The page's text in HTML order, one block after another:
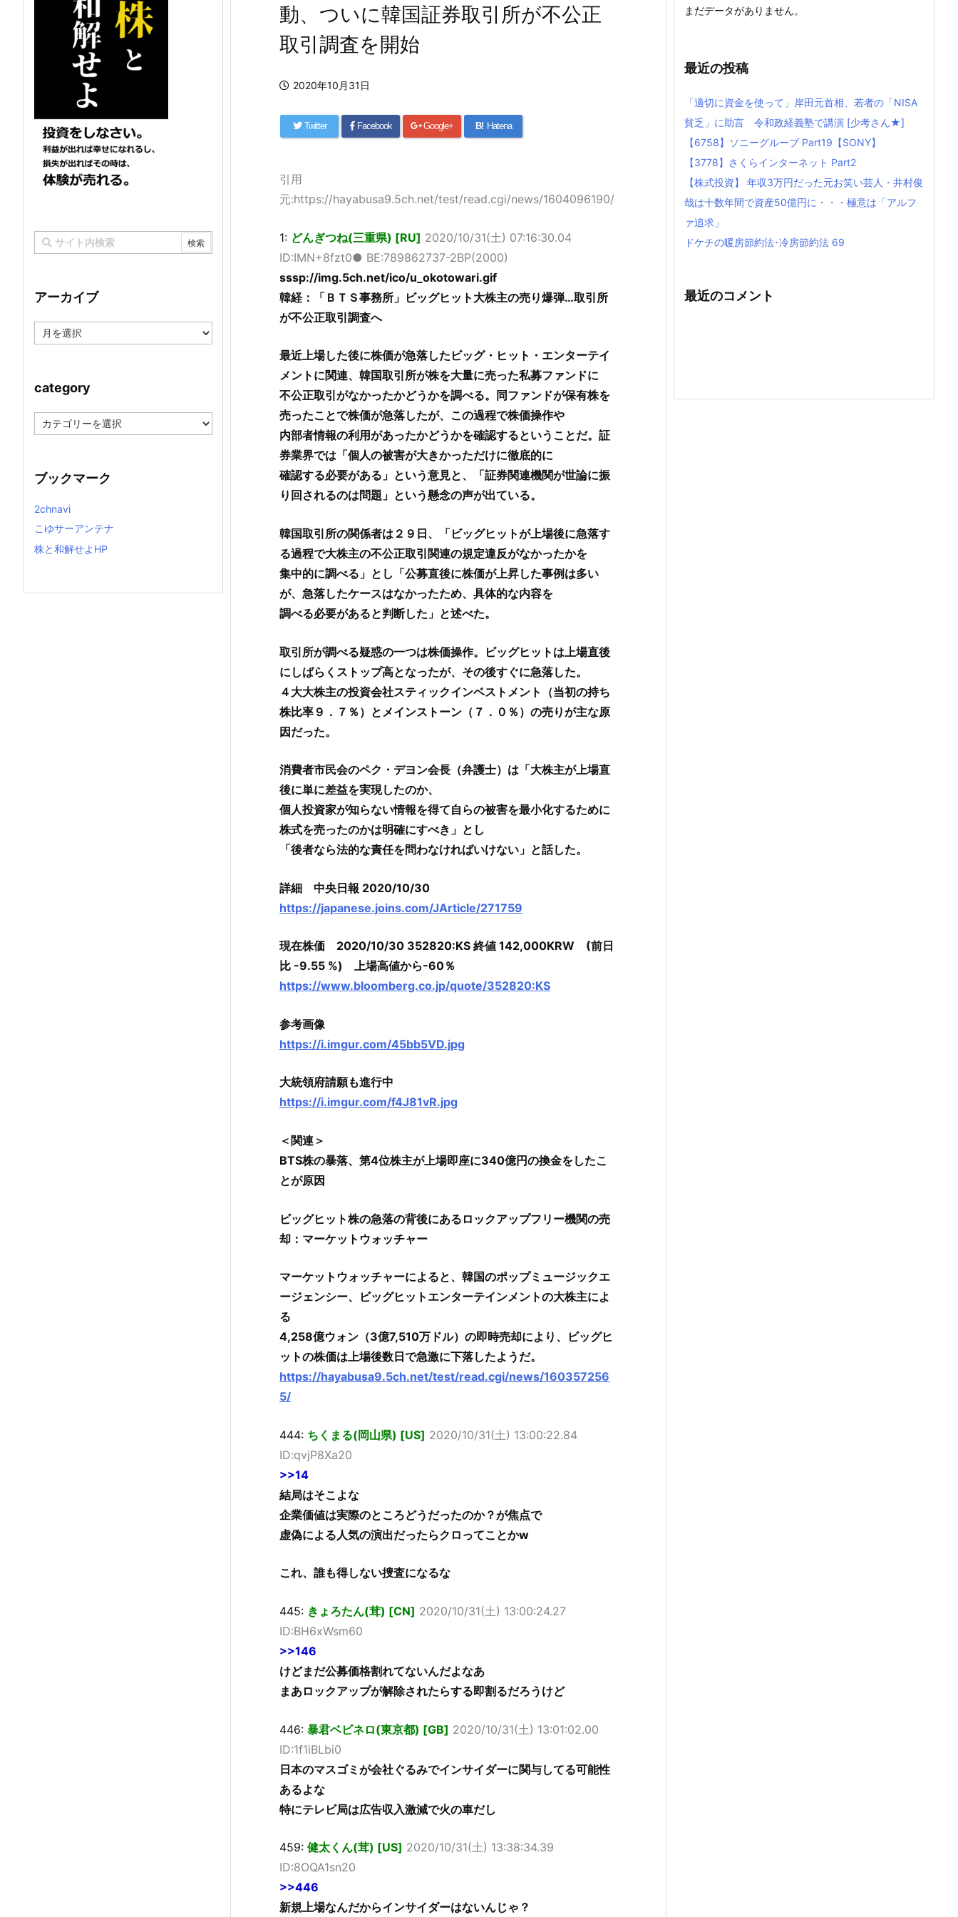
動、ついに韓国証券取引所が不公正
取引調査を開始
2020年10月31日
Twitter Facebook Google+ B! Hatena
引用
元:https://hayabusa9.5ch.net/test/read.cgi/news/1604096190/
1: どんぎつね(三重県) [RU] 2020/10/31(土) 07:16:30.04
ID:IMN+8fzt0● BE:789862737-2BP(2000)
sssp://img.5ch.net/ico/u_okotowari.gif
韓経：「ＢＴＳ事務所」ビッグヒット大株主の売り爆弾…取引所
が不公正取引調査へ
最近上場した後に株価が急落したビッグ・ヒット・エンターテイ
メントに関連、韓国取引所が株を大量に売った私募ファンドに
不公正取引がなかったかどうかを調べる。同ファンドが保有株を
売ったことで株価が急落したが、この過程で株価操作や
内部者情報の利用があったかどうかを確認するということだ。証
券業界では「個人の被害が大きかっただけに徹底的に
確認する必要がある」という意見と、「証券関連機関が世論に振
り回されるのは問題」という懸念の声が出ている。
韓国取引所の関係者は２９日、「ビッグヒットが上場後に急落す
る過程で大株主の不公正取引関連の規定違反がなかったかを
集中的に調べる」とし「公募直後に株価が上昇した事例は多い
が、急落したケースはなかったため、具体的な内容を
調べる必要があると判断した」と述べた。
取引所が調べる疑惑の一つは株価操作。ビッグヒットは上場直後
にしばらくストップ高となったが、その後すぐに急落した。
４大大株主の投資会社スティックインベストメント（当初の持ち
株比率９．７％）とメインストーン（７．０％）の売りが主な原
因だった。
消費者市民会のペク・デヨン会長（弁護士）は「大株主が上場直
後に単に差益を実現したのか、
個人投資家が知らない情報を得て自らの被害を最小化するために
株式を売ったのかは明確にすべき」とし
「後者なら法的な責任を問わなければいけない」と話した。
詳細 中央日報 2020/10/30
https://japanese.joins.com/JArticle/271759
現在株価 2020/10/30 352820:KS 終値 142,000KRW (前日
比 -9.55 %) 上場高値から-60％
https://www.bloomberg.co.jp/quote/352820:KS
参考画像
https://i.imgur.com/45bb5VD.jpg
大統領府請願も進行中
https://i.imgur.com/f4J81vR.jpg
＜関連＞
BTS株の暴落、第4位株主が上場即座に340億円の換金をしたこ
とが原因
ビッグヒット株の急落の背後にあるロックアップフリー機関の売
却：マーケットウォッチャー
マーケットウォッチャーによると、韓国のポップミュージックエ
ージェンシー、ビッグヒットエンターテインメントの大株主によ
る
4,258億ウォン（3億7,510万ドル）の即時売却により、ビッグヒ
ットの株価は上場後数日で急激に下落したようだ。
https://hayabusa9.5ch.net/test/read.cgi/news/160357256
5/
444: ちくまる(岡山県) [US] 2020/10/31(土) 13:00:22.84
ID:qvjP8Xa20
>>14
結局はそこよな
企業価値は実際のところどうだったのか？が焦点で
虚偽による人気の演出だったらクロってことかw
これ、誰も得しない捜査になるな
445: きょろたん(茸) [CN] 2020/10/31(土) 13:00:24.27
ID:BH6xWsm60
>>146
けどまだ公募価格割れてないんだよなあ
まあロックアップが解除されたらする即割るだろうけど
446: 暴君ベビネロ(東京都) [GB] 2020/10/31(土) 13:01:02.00
ID:1f1iBLbi0
日本のマスゴミが会社ぐるみでインサイダーに関与してる可能性
あるよな
特にテレビ局は広告収入激減で火の車だし
459: 健太くん(茸) [US] 2020/10/31(土) 13:38:34.39
ID:8OQA1sn20
>>446
新規上場なんだからインサイダーはないんじゃ？
アーカイブ
ー
category
o
y
ブックマーク
2chnavi
こゆサーアンテナ
株と和解せよHP
まだデータがありません。
最近の投稿
「適切に資金を使って」岸田元首相、若者の「NISA
貧乏」に助言 令和政経義塾で講演 [少考さん★]
【6758】ソニーグループ Part19【SONY】
【3778】さくらインターネット Part2
【株式投資】 年収3万円だった元お笑い芸人・井村俊
哉は十数年間で資産50億円に・・・極意は「アルフ
ァ追求」
ドケチの暖房節約法･冷房節約法 69
最近のコメント